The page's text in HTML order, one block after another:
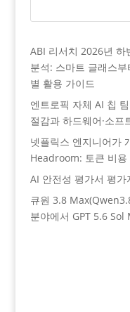
ABI 리서치 2026년 하
분석: 스마트 글래스
별 활용 가이드
엔트로픽 자체 AI 칩
절감과 하드웨어·소
넷플릭스 엔지니어가
Headroom: 토큰 비용
AI 안전성 평가서 평
큐원 3.8
분야에서 GPT 5.6 Sol